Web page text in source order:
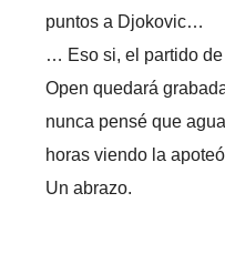
puntos a Djokovic…
… Eso si, el partido de
Open quedará
nunca pensé que
horas viendo la
Un abrazo.